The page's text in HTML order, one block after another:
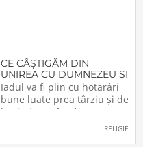
CE CÂŞTIGĂM DIN
UNIREA CU DUMNEZEU ŞI
CU FRAŢII (VI)
Iadul va fi plin cu hotărâri
bune luate prea târziu şi de
lacrimi nemângâiate
vărsate prea târziu. Lumea
RELIGIE